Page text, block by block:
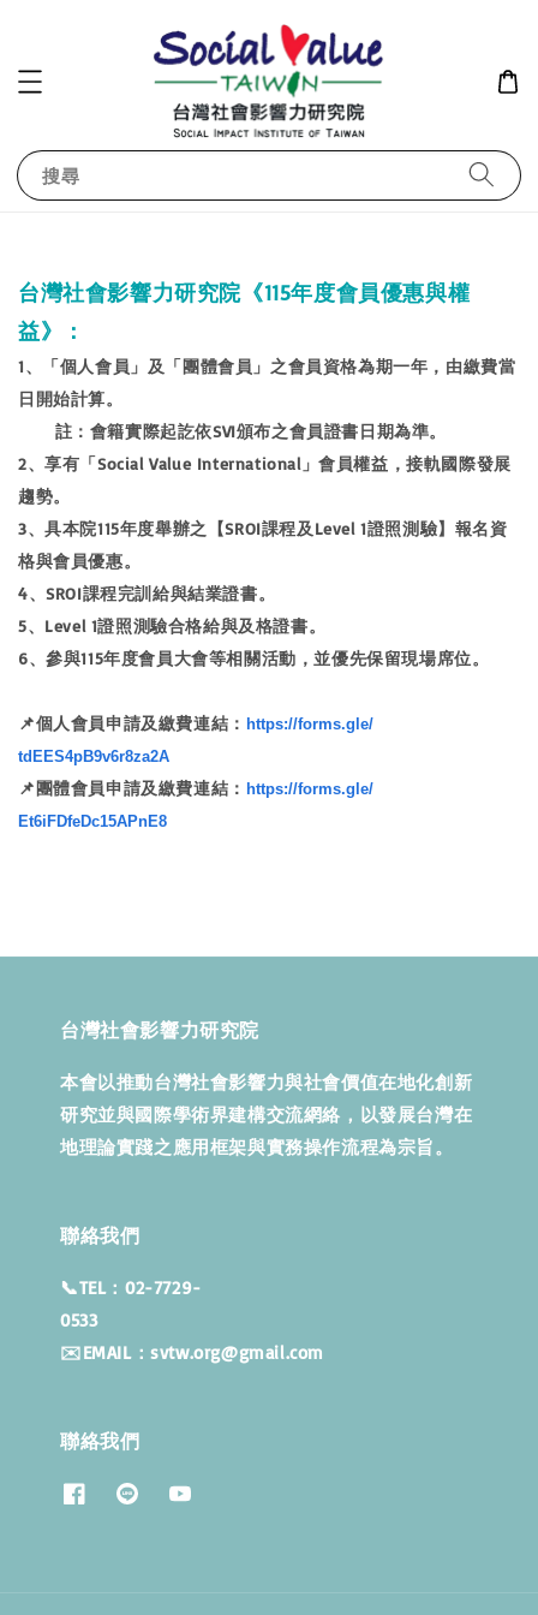
搜尋
台灣社會影響力研究院《115年度會員優惠與權
益》：
1、「個人會員」及「團體會員」之會員資格為期一年，由繳費當
日開始計算。
註：會籍實際起訖依SVI頒布之會員證書日期為準。
2、享有「Social Value International」會員權益，接軌國際發展
趨勢。
3、具本院115年度舉辦之【SROI課程及 Level 1證照測驗】報名資
格與會員優惠。
4、SROI課程完訓給與結業證書。
5、Level 1證照測驗合格給與及格證書。
6、參與115年度會員大會等相關活動，並優先保留現場席位。
📌個人會員申請及繳費連結： https://forms.gle/
tdEES4pB9v6r8za2A
📌團體會員申請及繳費連結： https://forms.gle/
Et6iFDfeDc15APnE8
台灣社會影響力研究院
本會以推動台灣社會影響力與社會價值在地化創新
研究並與國際學術界建構交流網絡，以發展台灣在
地理論實踐之應用框架與實務操作流程為宗旨。
聯絡我們
📞TEL：02-7729-
✉️EMAIL：svtw.org@gmail.com
聯絡我們